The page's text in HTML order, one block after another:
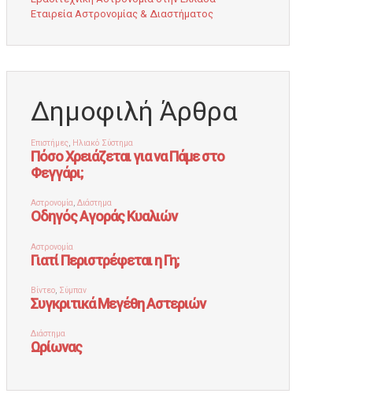
Εταιρεία Αστρονομίας & Διαστήματος
Δημοφιλή Άρθρα